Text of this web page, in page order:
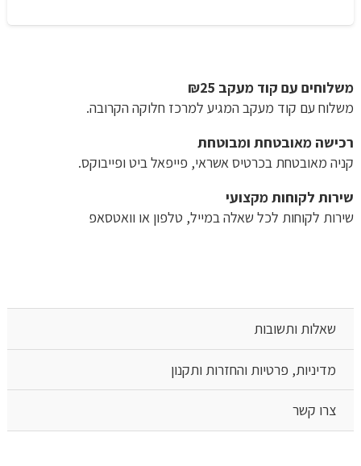
משלוחים עם קוד מעקב ₪25
משלוח​ עם קוד מעקב המגיע למרכז חלוקה הקרובה.
רכישה​ ​מאובטחת ומבוטחת
קניה מאובטחת בכרטיס אשראי, פייפאל ביט ופייבוקס.
שירות לקוחות מקצועי
שירות לקוחות לכל שאלה במייל, טלפון או וואטסאפ
שאלות ותשובות
מדיניות, פרטיות והחזרות ותקנון
צרו קשר